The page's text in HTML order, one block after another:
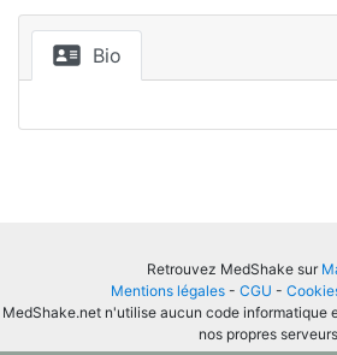
Bio
Retrouvez MedShake sur
Mentions légales - CGU -
MedShake.net n'utilise aucun code informatique
nos propres